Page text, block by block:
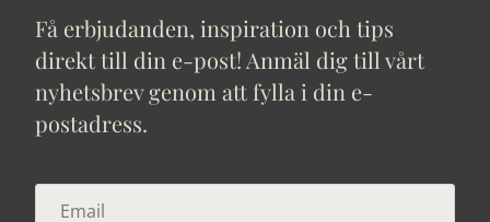
Få erbjudanden, inspiration och tips
direkt till din e-post! Anmäl dig till vårt
nyhetsbrev genom att fylla i din e-
postadress.